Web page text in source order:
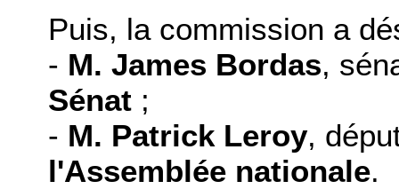
Puis, la commission a
- M. James Bordas,
Sénat ;
- M. Patrick Leroy,
l'Assemblée nationale.